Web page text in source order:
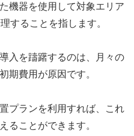
機器を使用して対象エリア
することを指します。
入を躊躇するのは、月々の
期費用が原因です。
プランを利用すれば、これ
ることができます。